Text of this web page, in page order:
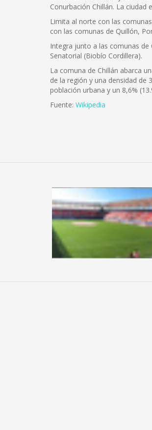
Conurbación Chillán. La
Limita al norte con las
con las comunas de Quillón,
Integra junto a las comunas de
Senatorial (Biobío Cordillera).
La comuna de Chillán abarca
de la región y una densidad de
población urbana y un 8,6%
Fuente: Wikipedia